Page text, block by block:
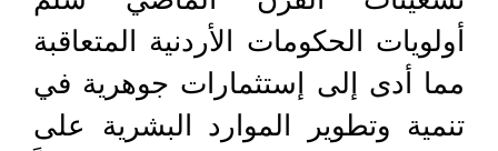
أولويات الحكومات الأردنية المتعاقبة
مما أدى إلى إستثمارات جوهرية في
تنمية وتطوير الموارد البشرية على